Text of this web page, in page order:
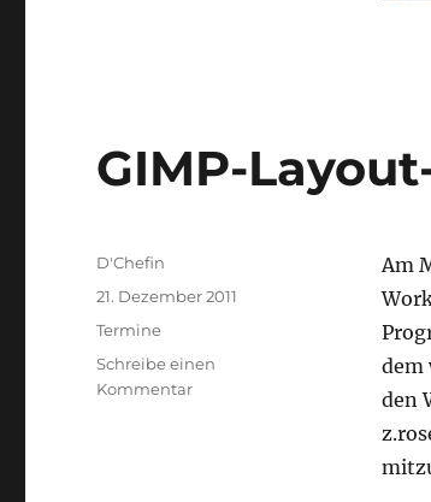
in
Durban
GIMP-
Am
dem
den
Autor
D'Chefin
Veröffentlicht
21. Dezember 2011
Kategorien
Termine
Schreibe einen
Kommentarzu